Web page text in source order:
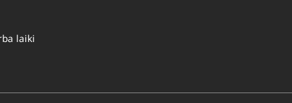
laiki